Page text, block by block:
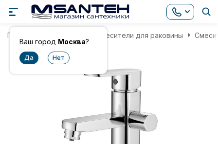
Ваш город Москва?
Главная Смесители для раковины